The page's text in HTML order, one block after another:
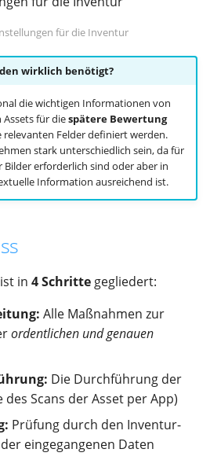
für die Inventur
wirklich benötigt?
die wichtigen Informationen von
für diespätere Bewertung
Felder definiert werden.
stark unterschiedlich sein, da für
Bilder erforderlich sind oder aber in
Information ausreichend ist.
in 4 Schritte gegliedert:
Alle Maßnahmen zur
ordentlichen und genauen
Die Durchführung der
Scans der Asset per App)
Prüfung durch den Inventur-
eingegangenen Daten